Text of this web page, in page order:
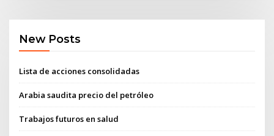
New Posts
Lista de acciones consolidadas
Arabia saudita precio del petróleo
Trabajos futuros en salud